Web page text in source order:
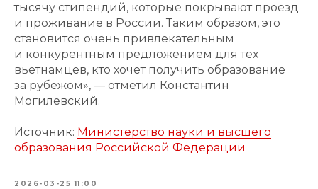
тысячу стипендий, которые покрывают проезд
и проживание в России. Таким образом, это
становится очень привлекательным
и конкурентным предложением для тех
вьетнамцев, кто хочет получить образование
за рубежом», — отметил Константин
Могилевский.
Источник: Министерство науки и высшего
образования Российской Федерации
2026-03-25 11:00